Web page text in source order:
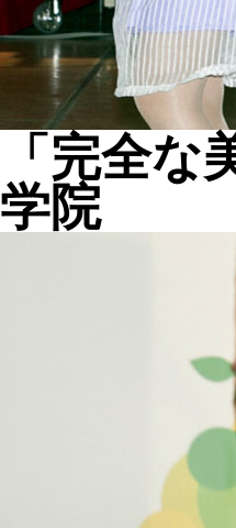
「完全
学院